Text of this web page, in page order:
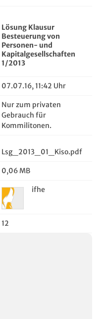
Lösung Klausur
Besteuerung von
Personen- und
Kapitalgesellschaften
1/2013
07.07.16, 11:42 Uhr
Nur zum privaten
Gebrauch für
Kommilitonen.
Lsg_2013_01_Kiso.pdf
0,06 MB
ifhe
12